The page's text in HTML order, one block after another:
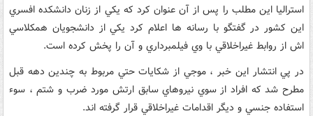
استراليا اين مطلب را پس از آن عنوان کرد که يکي از زنان دانشکده افسري
اين کشور در گفتگو با رسانه ها اعلام کرد يکي از دانشجويان همکلاسي
اش از روابط غيراخلاقي با وي فيلمبرداري و آن را پخش کرده است.
در پي انتشار اين خبر ، موجي از شکايات حتي مربوط به چندين دهه قبل
مطرح شد که افراد از سوي نيروهاي سابق ارتش مورد ضرب و شتم ، سوء
استفاده جنسي و ديگر اقدامات غيراخلاقي قرار گرفته اند.